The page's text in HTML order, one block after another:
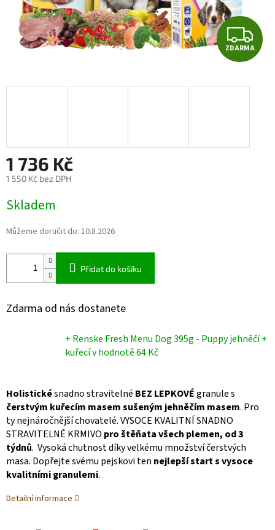
Z
D
ZDARMA
1 736 Kč
1 550 Kč bez DPH
cena:
Skladem
Můžeme doručit do: 10.8.2026
Přidat do košíku
Zdarma od nás dostanete
+ Renske Fresh Menu Dog 395g - Puppy jehněčí +
kuřecív hodnotě 64 Kč
Holistickésnadno stravitelné BEZ LEPKOVÉgranule s
čerstvým kuřecím masem sušeným jehněčím masem. Pro
ty nejnáročnější chovatelé. VYSOCE KVALITNÍ SNADNO
STRAVITELNÉ KRMIVO pro štěňata všech plemen, od 3
týdnů. Vysoká chutnost díky velkému množství čerstvých
masa. Dopřejte svému pejskovi ten nejlepší start s vysoce
kvalitními granulemi.
Detailní informace